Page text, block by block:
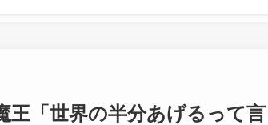
王「世界の半分あげるって